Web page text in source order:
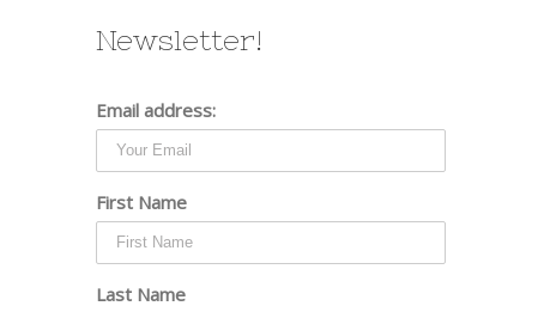
Newsletter!
Email address:
First Name
Last Name